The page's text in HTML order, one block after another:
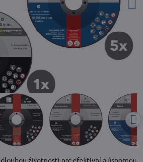
životností pro efektivní a úspornou